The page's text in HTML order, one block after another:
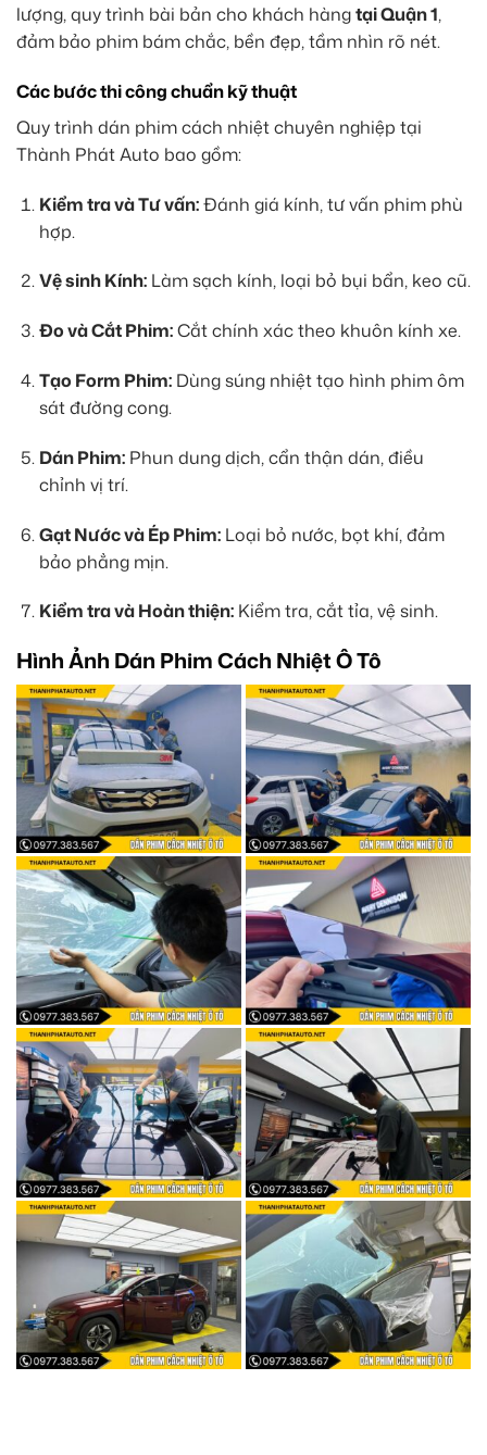
lượng, quy trình bài bản cho khách hàngtại Quận 1,
đảm bảo phim bám chắc, bền đẹp, tầm nhìn rõ nét.
Các bước thi công chuẩn kỹ thuật
Quy trình dán phim cách nhiệt chuyên nghiệp tại
Thành Phát Auto bao gồm:
Kiểm tra và Tư vấn:Đánh giá kính, tư vấn phim phù
hợp.
Vệ sinh Kính:Làm sạch kính, loại bỏ bụi bẩn, keo cũ.
Đo và Cắt Phim:Cắt chính xác theo khuôn kính xe.
Tạo Form Phim:Dùng súng nhiệt tạo hình phim ôm
sát đường cong.
Dán Phim:Phun dung dịch, cẩn thận dán, điều
chỉnh vị trí.
Gạt Nước và Ép Phim:Loại bỏ nước, bọt khí, đảm
bảo phẳng mịn.
Kiểm tra và Hoàn thiện:Kiểm tra, cắt tỉa, vệ sinh.
Hình Ảnh Dán Phim Cách Nhiệt Ô Tô